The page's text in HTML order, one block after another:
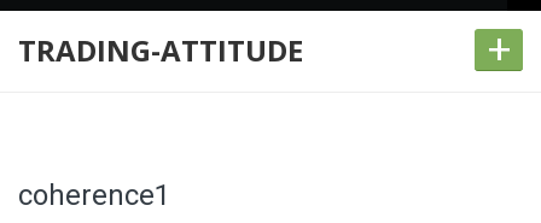
TRADING-ATTITUDE +
coherence1